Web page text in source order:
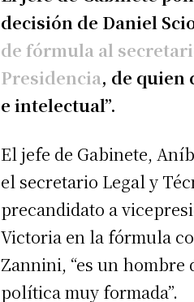
decisión de Daniel
de fórmula al
Presidencia, de quien
e intelectual”.
El jefe de Gabinete,
el secretario Legal y
precandidato a
Victoria en la fórmula
Zannini, “es un
política muy formada”.